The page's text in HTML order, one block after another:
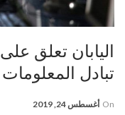
اليابان تعلق
تبادل المعلومات
On أغسطس 24, 2019